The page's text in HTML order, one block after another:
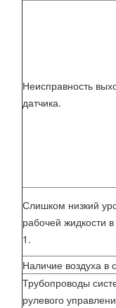
Неисправность
датчика.
Слишком низкий
рабочей жидкости в
1.
Наличие воздуха в
Трубопроводы
рулевого